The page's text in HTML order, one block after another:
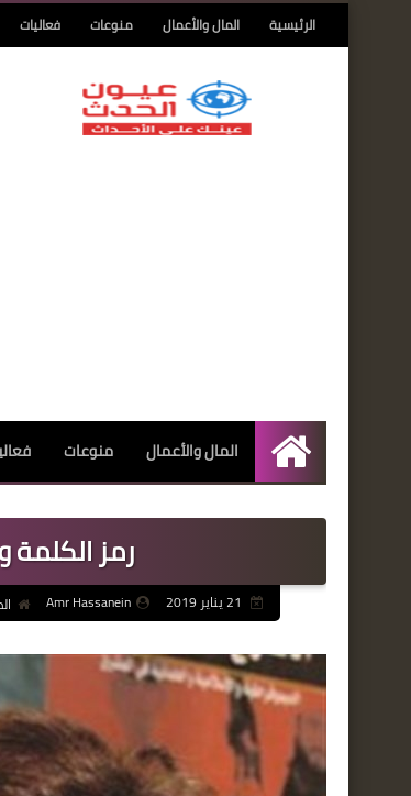
الرئيسية المال والأعمال منوعات فعاليات
الرئيسية
المال والأعمال منوعات
رمز
Amr Hassanein